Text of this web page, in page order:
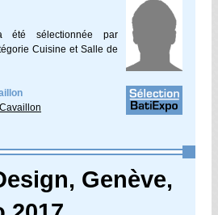
été sélectionnée par
Cuisine et Salle de
Genève,